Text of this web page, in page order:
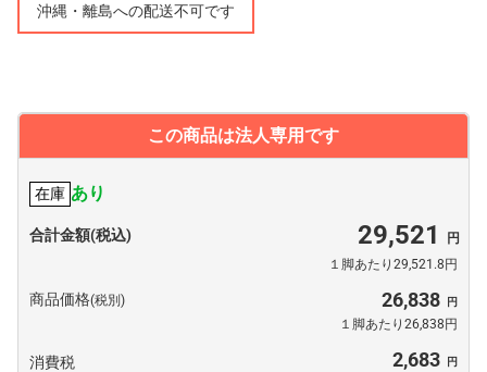
沖縄・離島への配送不可です
この商品は法人専用です
在庫 あり
合計金額(税込) 29,521
１脚あたり29,521.8円
商品価格(税別) 26,838
１脚あたり26,838円
消費税 2,683